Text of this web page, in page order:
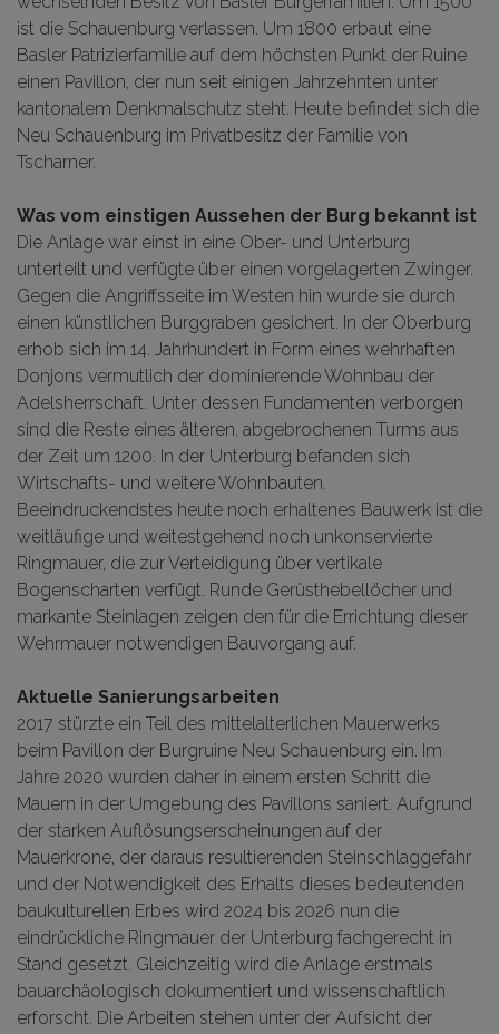
ist die Schauenburg verlassen. Um 1800 erbaut eine
Basler Patrizierfamilie auf dem höchsten Punkt der Ruine
einen Pavillon, der nun seit einigen Jahrzehnten unter
kantonalem Denkmalschutz steht. Heute befindet sich die
Neu Schauenburg im Privatbesitz der Familie von
Tscharner.
Was vom einstigen Aussehen der Burg bekannt ist
Die Anlage war einst in eine Ober- und Unterburg
unterteilt und verfügte über einen vorgelagerten Zwinger.
Gegen die Angriffsseite im Westen hin wurde sie durch
einen künstlichen Burggraben gesichert. In der Oberburg
erhob sich im 14. Jahrhundert in Form eines wehrhaften
Donjons vermutlich der dominierende Wohnbau der
Adelsherrschaft. Unter dessen Fundamenten verborgen
sind die Reste eines älteren, abgebrochenen Turms aus
der Zeit um 1200. In der Unterburg befanden sich
Wirtschafts- und weitere Wohnbauten.
Beeindruckendstes heute noch erhaltenes Bauwerk ist die
weitläufige und weitestgehend noch unkonservierte
Ringmauer, die zur Verteidigung über vertikale
Bogenscharten verfügt. Runde Gerüsthebellöcher und
markante Steinlagen zeigen den für die Errichtung dieser
Wehrmauer notwendigen Bauvorgang auf.
Aktuelle Sanierungsarbeiten
2017 stürzte ein Teil des mittelalterlichen Mauerwerks
beim Pavillon der Burgruine Neu Schauenburg ein. Im
Jahre 2020 wurden daher in einem ersten Schritt die
Mauern in der Umgebung des Pavillons saniert. Aufgrund
der starken Auflösungserscheinungen auf der
Mauerkrone, der daraus resultierenden Steinschlaggefahr
und der Notwendigkeit des Erhalts dieses bedeutenden
baukulturellen Erbes wird 2024 bis 2026 nun die
eindrückliche Ringmauer der Unterburg fachgerecht in
Stand gesetzt. Gleichzeitig wird die Anlage erstmals
bauarchäologisch dokumentiert und wissenschaftlich
erforscht. Die Arbeiten stehen unter der Aufsicht der